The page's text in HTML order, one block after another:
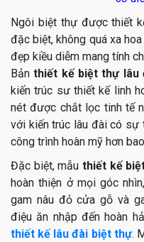
Ngôi biệt thự được thiết
đặc biệt, không quá xa
đẹp kiều diễm mang tính
Bảnthiết kế biệt thự lâu
kiến trúc sư thiết kế linh
nét được chắt lọc tinh tế
với kiến trúc lâu đài có sự
công trình hoàn mỹ hơn
Đặc biệt, mẫuthiết kế
hoàn thiện ở mọi góc
gam nâu đỏ cửa gỗ và
điệu ăn nhập đến hoàn
thiết kế lâu đài biệt thự.